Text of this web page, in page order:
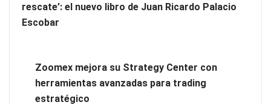
¿Tienes un apartamento turístico y quieres contratar limpieza
profesional?
rescate’: el nuevo libro de Juan Ricardo Palacio
Escobar
Zoomex mejora su Strategy Center con
herramientas avanzadas para trading
estratégico